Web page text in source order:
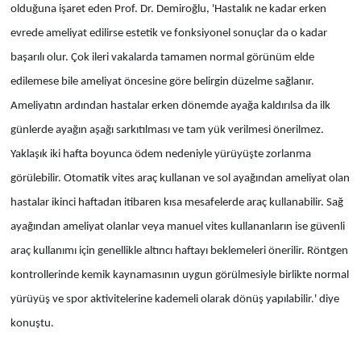
olduğuna işaret eden Prof. Dr. Demiroğlu, 'Hastalık ne kadar erken
evrede ameliyat edilirse estetik ve fonksiyonel sonuçlar da o kadar
başarılı olur. Çok ileri vakalarda tamamen normal görünüm elde
edilemese bile ameliyat öncesine göre belirgin düzelme sağlanır.
Ameliyatın ardından hastalar erken dönemde ayağa kaldırılsa da ilk
günlerde ayağın aşağı sarkıtılması ve tam yük verilmesi önerilmez.
Yaklaşık iki hafta boyunca ödem nedeniyle yürüyüşte zorlanma
görülebilir. Otomatik vites araç kullanan ve sol ayağından ameliyat olan
hastalar ikinci haftadan itibaren kısa mesafelerde araç kullanabilir. Sağ
ayağından ameliyat olanlar veya manuel vites kullananların ise güvenli
araç kullanımı için genellikle altıncı haftayı beklemeleri önerilir. Röntgen
kontrollerinde kemik kaynamasının uygun görülmesiyle birlikte normal
yürüyüş ve spor aktivitelerine kademeli olarak dönüş yapılabilir.' diye
konuştu.